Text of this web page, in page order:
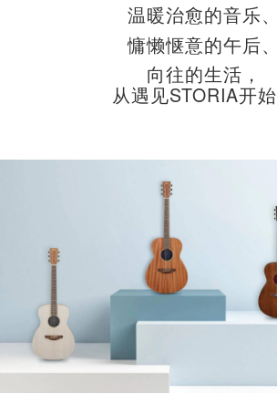
温暖治愈的音乐、
慵懒惬意的午后、
向往的生活，
从遇见STORIA开始